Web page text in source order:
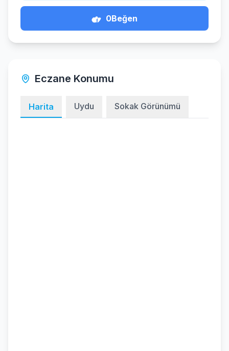
0Beğen
Eczane Konumu
Harita Uydu Sokak Görünümü